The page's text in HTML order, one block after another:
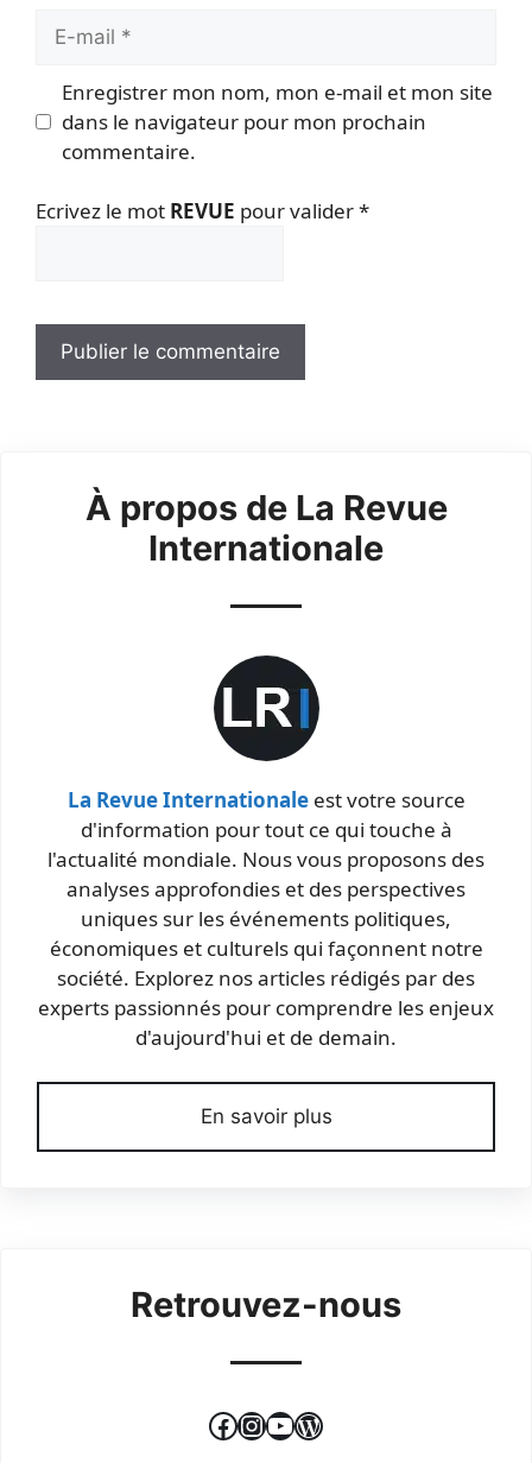
mail
Enregistrer mon nom, mon e-mail et mon site
dans le navigateur pour mon prochain
commentaire.
Ecrivez le mot REVUE pour valider*
À propos de La Revue
Internationale
La Revue Internationaleest votre source
d'information pour tout ce qui touche à
l'actualité mondiale. Nous vous proposons des
analyses approfondies et des perspectives
uniques sur les événements politiques,
économiques et culturels qui façonnent notre
société. Explorez nos articles rédigés par des
experts passionnés pour comprendre les enjeux
d'aujourd'hui et de demain.
En savoir plus
Retrouvez-nous
Facebook
Instagram
YouTube
WordPress